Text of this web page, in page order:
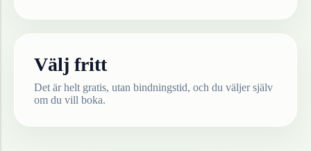
Välj fritt
Det är helt gratis, utan bindningstid, och du väljer själv
om du vill boka.